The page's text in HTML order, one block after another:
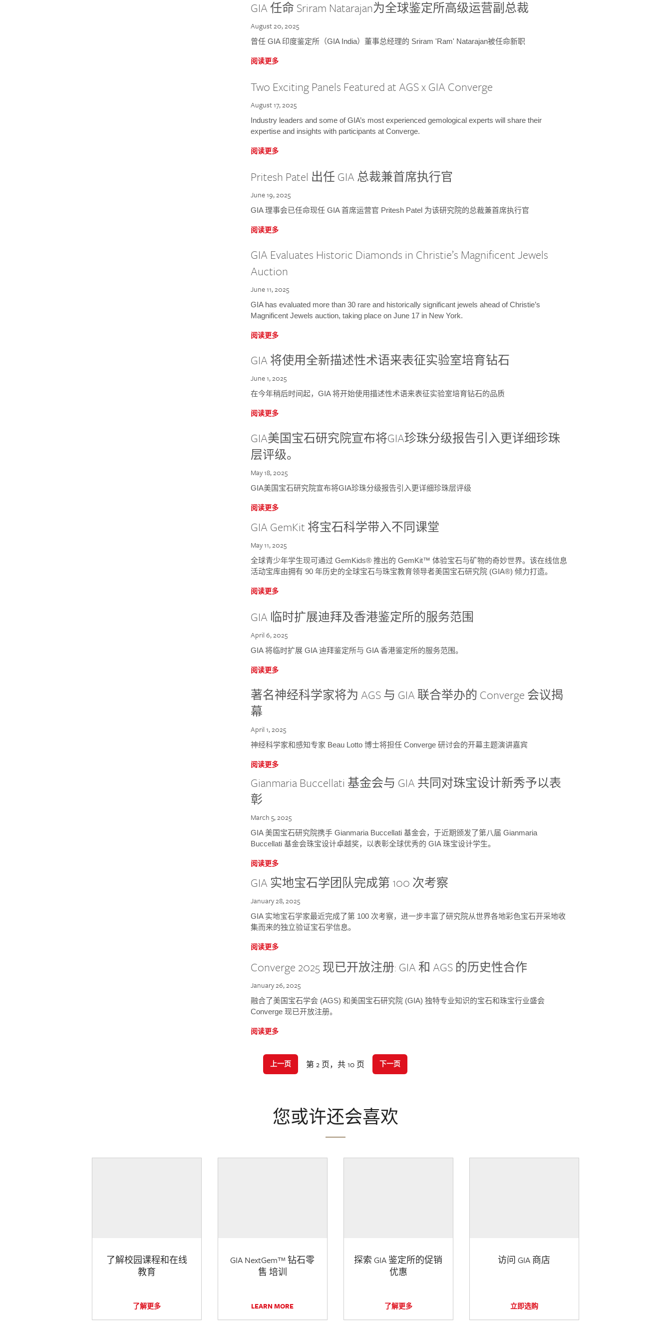
GIA 任命 Sriram Natarajan为全球鉴定所高级运营副总裁
August 20, 2025
曾任 GIA 印度鉴定所（GIA India）董事总经理的 Sriram 'Ram' Natarajan被任命新职
阅读更多
Two Exciting Panels Featured at AGS x GIA Converge
August 17, 2025
Industry leaders and some of GIA’s most experienced gemological experts will share their
expertise and insights with participants at Converge.
阅读更多
Pritesh Patel 出任 GIA 总裁兼首席执行官
June 19, 2025
GIA 理事会已任命现任 GIA 首席运营官 Pritesh Patel 为该研究院的总裁兼首席执行官
阅读更多
GIA Evaluates Historic Diamonds in Christie’s Magnificent Jewels
Auction
June 11, 2025
GIA has evaluated more than 30 rare and historically significant jewels ahead of Christie’s
Magnificent Jewels auction, taking place on June 17 in New York.
阅读更多
GIA 将使用全新描述性术语来表征实验室培育钻石
June 1, 2025
在今年稍后时间起，GIA 将开始使用描述性术语来表征实验室培育钻石的品质
阅读更多
GIA美国宝石研究院宣布将GIA珍珠分级报告引入更详细珍珠
层评级。
May 18, 2025
GIA美国宝石研究院宣布将GIA珍珠分级报告引入更详细珍珠层评级
阅读更多
GIA GemKit 将宝石科学带入不同课堂
May 11, 2025
全球青少年学生现可通过 GemKids® 推出的 GemKit™ 体验宝石与矿物的奇妙世界。该在线信息
活动宝库由拥有 90 年历史的全球宝石与珠宝教育领导者美国宝石研究院 (GIA®) 倾力打造。
阅读更多
GIA 临时扩展迪拜及香港鉴定所的服务范围
April 6, 2025
GIA 将临时扩展 GIA 迪拜鉴定所与 GIA 香港鉴定所的服务范围。
阅读更多
著名神经科学家将为 AGS 与 GIA 联合举办的 Converge 会议揭
幕
April 1, 2025
神经科学家和感知专家 Beau Lotto 博士将担任 Converge 研讨会的开幕主题演讲嘉宾
阅读更多
Gianmaria Buccellati 基金会与 GIA 共同对珠宝设计新秀予以表
彰
March 5, 2025
GIA 美国宝石研究院携手 Gianmaria Buccellati 基金会，于近期颁发了第八届 Gianmaria
Buccellati 基金会珠宝设计卓越奖，以表彰全球优秀的 GIA 珠宝设计学生。
阅读更多
GIA 实地宝石学团队完成第 100 次考察
January 28, 2025
GIA 实地宝石学家最近完成了第 100 次考察，进一步丰富了研究院从世界各地彩色宝石开采地收
集而来的独立验证宝石学信息。
阅读更多
Converge 2025 现已开放注册: GIA 和 AGS 的历史性合作
January 26, 2025
融合了美国宝石学会 (AGS) 和美国宝石研究院 (GIA) 独特专业知识的宝石和珠宝行业盛会
Converge 现已开放注册。
阅读更多
上一页 第 2 页，共 10 页 下一页
您或许还会喜欢
了解校园课程和在线
教育
了解更多
GIA NextGem™ 钻石零
售 培训
LEARN MORE
探索 GIA 鉴定所的促销
优惠
了解更多
访问 GIA 商店
立即选购